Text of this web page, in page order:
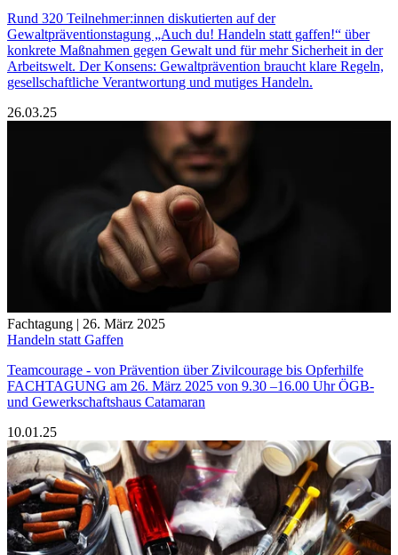
Rund 320 Teilnehmer:innen diskutierten auf der
Gewaltpräventionstagung „Auch du! Handeln statt gaffen!“ über
konkrete Maßnahmen gegen Gewalt und für mehr Sicherheit in der
Arbeitswelt. Der Konsens: Gewaltprävention braucht klare Regeln,
gesellschaftliche Verantwortung und mutiges Handeln.
26.03.25
Fachtagung | 26. März 2025
Handeln statt Gaffen
Teamcourage - von Prävention über Zivilcourage bis Opferhilfe
FACHTAGUNG am 26. März 2025 von 9.30 –16.00 Uhr ÖGB-
und Gewerkschaftshaus Catamaran
10.01.25